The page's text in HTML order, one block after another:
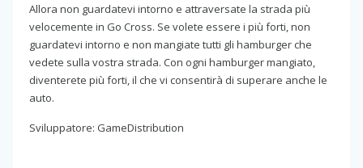
Allora non guardatevi intorno e attraversate la strada più
velocemente in Go Cross. Se volete essere i più forti, non
guardatevi intorno e non mangiate tutti gli hamburger che
vedete sulla vostra strada. Con ogni hamburger mangiato,
diventerete più forti, il che vi consentirà di superare anche le
auto.
Sviluppatore: GameDistribution